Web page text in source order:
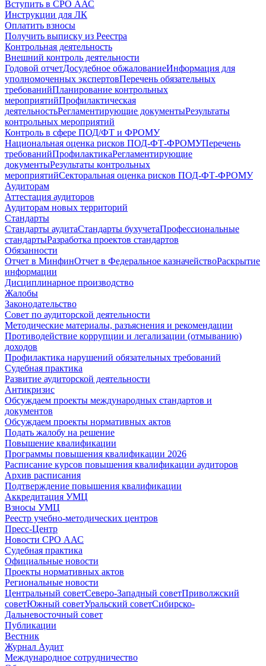
Вступить в СРО ААС
Инструкции для ЛК
Оплатить взносы
Получить выписку из Реестра
Контрольная деятельность
Внешний контроль деятельности
Годовой отчетДосудебное обжалованиеИнформация для
уполномоченных экспертовПеречень обязательных
требованийПланирование контрольных
мероприятийПрофилактическая
деятельностьРегламентирующие документыРезультаты
контрольных мероприятий
Контроль в сфере ПОД/ФТ и ФРОМУ
Национальная оценка рисков ПОД-ФТ-ФРОМУПеречень
требованийПрофилактикаРегламентирующие
документыРезультаты контрольных
мероприятийСекторальная оценка рисков ПОД-ФТ-ФРОМУ
Аудиторам
Аттестация аудиторов
Аудиторам новых территорий
Стандарты
Стандарты аудитаСтандарты бухучетаПрофессиональные
стандартыРазработка проектов стандартов
Обязанности
Отчет в МинфинОтчет в Федеральное казначействоРаскрытие
информации
Дисциплинарное производство
Жалобы
Законодательство
Совет по аудиторской деятельности
Методические материалы, разъяснения и рекомендации
Противодействие коррупции и легализации (отмыванию)
доходов
Профилактика нарушений обязательных требований
Судебная практика
Развитие аудиторской деятельности
Антикризис
Обсуждаем проекты международных стандартов и
документов
Обсуждаем проекты нормативных актов
Подать жалобу на решение
Повышение квалификации
Программы повышения квалификации 2026
Расписание курсов повышения квалификации аудиторов
Архив расписания
Подтверждение повышения квалификации
Аккредитация УМЦ
Взносы УМЦ
Реестр учебно-методических центров
Пресс-Центр
Новости СРО ААС
Судебная практика
Официальные новости
Проекты нормативных актов
Региональные новости
Центральный советСеверо-Западный советПриволжский
советЮжный советУральский советСибирско-
Дальневосточный совет
Публикации
Вестник
Журнал Аудит
Международное сотрудничество